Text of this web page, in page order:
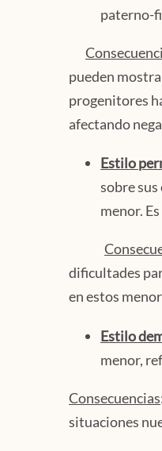
paterno-
pueden
progenitores
afectando
Estilo
sobre
menor.
dificultades
en estos
Estilo
menor,
Consecuencias
situaciones